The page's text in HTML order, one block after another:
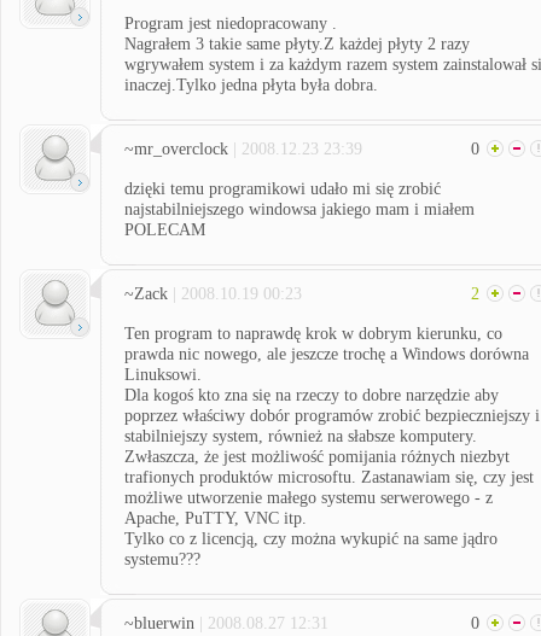
Program jest niedopracowany .
Nagrałem 3 takie same płyty.Z każdej płyty 2 razy
wgrywałem system i za każdym razem system zainstalował
inaczej.Tylko jedna płyta była dobra.
~mr_overclock | 2008.12.23 23:39 0
dzięki temu programikowi udało mi się zrobić
najstabilniejszego windowsa jakiego mam i miałem
POLECAM
~Zack | 2008.10.19 00:23 2
Ten program to naprawdę krok w dobrym kierunku, co
prawda nic nowego, ale jeszcze trochę a Windows dorówna
Linuksowi.
Dla kogoś kto zna się na rzeczy to dobre narzędzie aby
poprzez właściwy dobór programów zrobić bezpieczniejszy i
stabilniejszy system, również na słabsze komputery.
Zwłaszcza, że jest możliwość pomijania różnych niezbyt
trafionych produktów microsoftu. Zastanawiam się, czy jest
możliwe utworzenie małego systemu serwerowego - z
Apache, PuTTY, VNC itp.
Tylko co z licencją, czy można wykupić na same jądro
systemu???
~bluerwin | 2008.08.27 12:31 0